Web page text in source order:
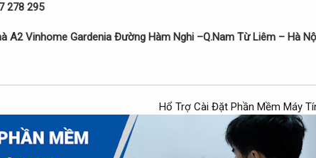
278 295
A2 Vinhome Gardenia Đường Hàm Nghi –Q.Nam Từ Liêm – Hà
Hổ Trợ Cài Đặt Phần Mềm Máy